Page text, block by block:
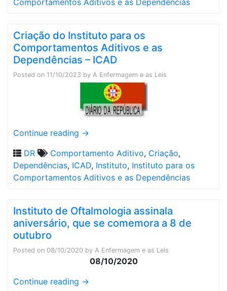
Comportamentos Aditivos e as Dependências
Criação do Instituto para os
Comportamentos Aditivos e as
Dependências – ICAD
Posted on 11/10/2023 by A Enfermagem e as Leis
Continue reading →
DR
Comportamento Aditivo, Criação,
Dependências, ICAD, Instituto, Instituto para os
Comportamentos Aditivos e as Dependências
Instituto de Oftalmologia assinala
aniversário, que se comemora a 8 de
outubro
Posted on 08/10/2020 by A Enfermagem e as Leis
08/10/2020
Continue reading →